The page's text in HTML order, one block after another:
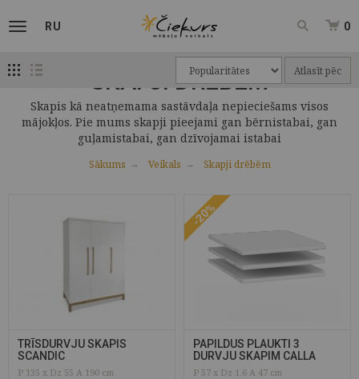
RU 0
SKAPJI DRĒBĒM
Skapis kā neatņemama sastāvdaļa nepieciešams visos
mājokļos. Pie mums skapji pieejami gan bērnistabai, gan
guļamistabai, gan dzīvojamai istabai
Sākums Veikals Skapji drēbēm
Atlasīt pēc
TRĪSDURVJU SKAPIS
SCANDIC
P 135 x Dz 55 A 190 cm
-20%
PAPILDUS PLAUKTI 3
DURVJU SKAPIM CALLA
P 57 x Dz 1.6 A 47 cm